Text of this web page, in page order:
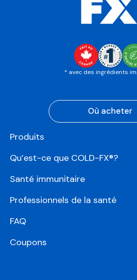
* avec des ingrédients
Produits
Qu’est-ce que COLD-FX®?
Santé immunitaire
Où acheter
Professionnels de la santé
FAQ
Coupons